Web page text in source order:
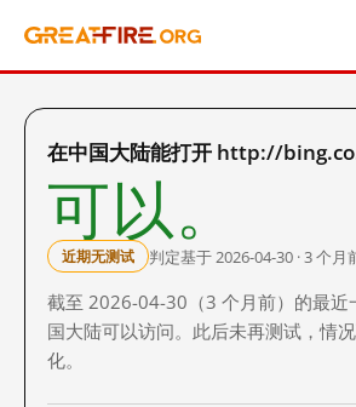
在中国大陆能打开 http://
可以。
近期无测试 判定基于 2026-04-30 · 3 个月
截至 2026-04-30（3 个月前）的最近
国大陆可以访问。此后未再测试，情
化。